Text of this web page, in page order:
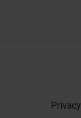
Privacy